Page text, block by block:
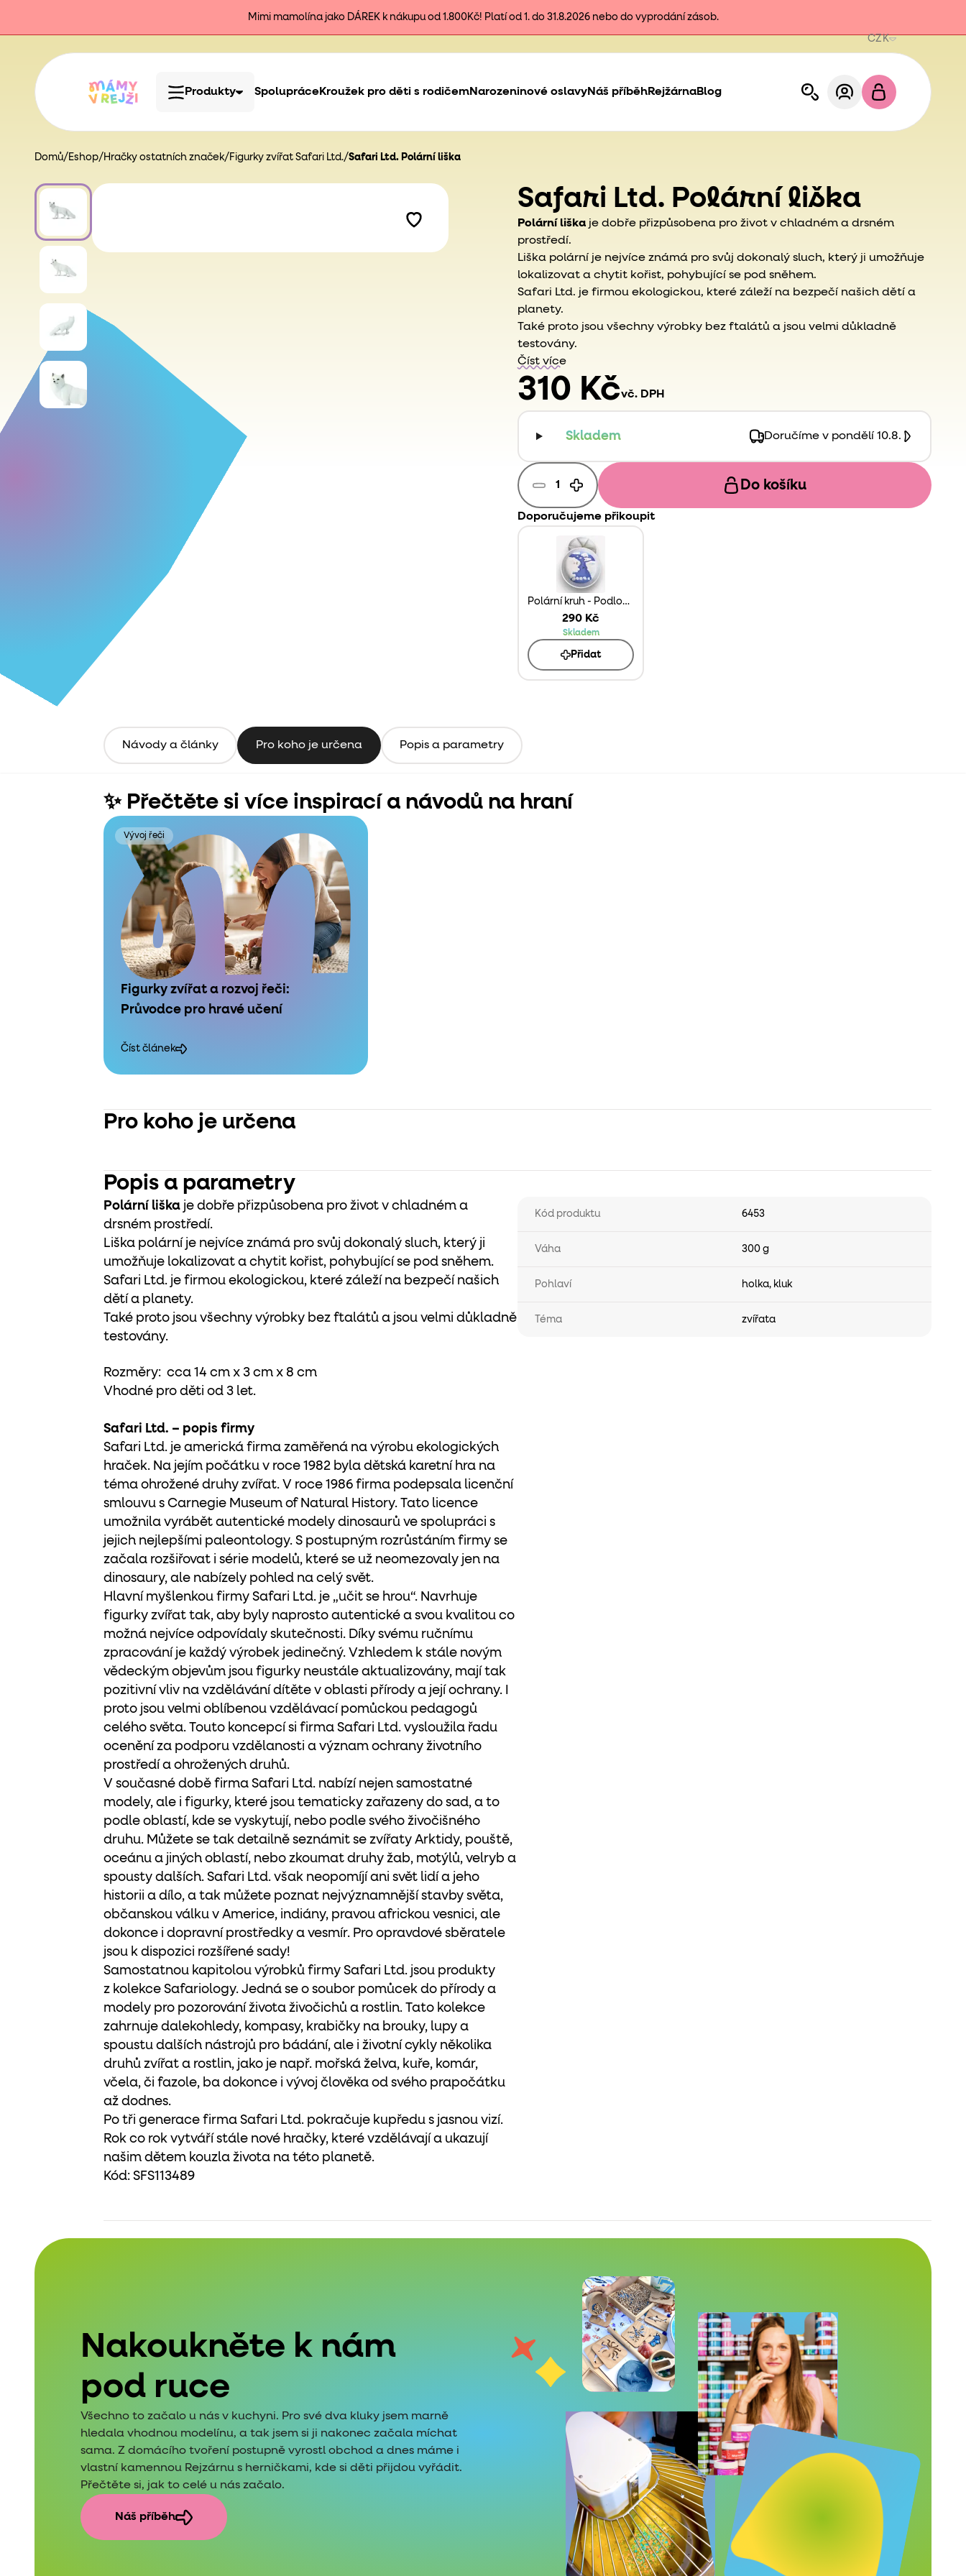
Mimi mamolína jako DÁREK k nákupu od 1.800Kč! Platí od 1. do 31.8.2026 nebo do vyprodání zásob.
CZK
Produkty SpolupráceKroužek pro děti s rodičemNarozeninové oslavyNáš příběhRejžárnaBlog
Domů/ Eshop/ Hračky ostatních značek/ Figurky zvířat Safari Ltd./Safari Ltd. Polární liška
Safari Ltd. Polární liška
Polární liška je dobře přizpůsobena pro život v chladném a drsném
prostředí.
Liška polární je nejvíce známá pro svůj dokonalý sluch, který ji umožňuje
lokalizovat a chytit kořist, pohybující se pod sněhem.
Safari Ltd. je firmou ekologickou, které záleží na bezpečí našich dětí a
planety.
Také proto jsou všechny výrobky bez ftalátů a jsou velmi důkladně
testovány.
Číst více
310 Kčvč. DPH
Skladem Doručíme v pondělí 10.8.
Do košíku
Doporučujeme přikoupit
Polární kruh - Podložka do Play Tray
290 Kč
Skladem
Přidat
Návody a články Pro koho je určena Popis a parametry
✨ Přečtěte si více inspirací a návodů na hraní
Vývoj řeči
Figurky zvířat a rozvoj řeči:
Průvodce pro hravé učení
Číst článek
Pro koho je určena
Popis a parametry
Polární liška je dobře přizpůsobena pro život v chladném a
drsném prostředí.
Liška polární je nejvíce známá pro svůj dokonalý sluch, který ji
umožňuje lokalizovat a chytit kořist, pohybující se pod sněhem.
Safari Ltd. je firmou ekologickou, které záleží na bezpečí našich
dětí a planety.
Také proto jsou všechny výrobky bez ftalátů a jsou velmi důkladně
testovány.
Rozměry: cca 14 cm x 3 cm x 8 cm
Vhodné pro děti od 3 let.
Safari Ltd. – popis firmy
Safari Ltd. je americká firma zaměřená na výrobu ekologických
hraček. Na jejím počátku v roce 1982 byla dětská karetní hra na
téma ohrožené druhy zvířat. V roce 1986 firma podepsala licenční
smlouvu s Carnegie Museum of Natural History. Tato licence
umožnila vyrábět autentické modely dinosaurů ve spolupráci s
jejich nejlepšími paleontology. S postupným rozrůstáním firmy se
začala rozšiřovat i série modelů, které se už neomezovaly jen na
dinosaury, ale nabízely pohled na celý svět.
Hlavní myšlenkou firmy Safari Ltd. je „učit se hrou“. Navrhuje
figurky zvířat tak, aby byly naprosto autentické a svou kvalitou co
možná nejvíce odpovídaly skutečnosti. Díky svému ručnímu
zpracování je každý výrobek jedinečný. Vzhledem k stále novým
vědeckým objevům jsou figurky neustále aktualizovány, mají tak
pozitivní vliv na vzdělávání dítěte v oblasti přírody a její ochrany. I
proto jsou velmi oblíbenou vzdělávací pomůckou pedagogů
celého světa. Touto koncepcí si firma Safari Ltd. vysloužila řadu
ocenění za podporu vzdělanosti a význam ochrany životního
prostředí a ohrožených druhů.
V současné době firma Safari Ltd. nabízí nejen samostatné
modely, ale i figurky, které jsou tematicky zařazeny do sad, a to
podle oblastí, kde se vyskytují, nebo podle svého živočišného
druhu. Můžete se tak detailně seznámit se zvířaty Arktidy, pouště,
oceánu a jiných oblastí, nebo zkoumat druhy žab, motýlů, velryb a
spousty dalších. Safari Ltd. však neopomíjí ani svět lidí a jeho
historii a dílo, a tak můžete poznat nejvýznamnější stavby světa,
občanskou válku v Americe, indiány, pravou africkou vesnici, ale
dokonce i dopravní prostředky a vesmír. Pro opravdové sběratele
jsou k dispozici rozšířené sady!
Samostatnou kapitolou výrobků firmy Safari Ltd. jsou produkty
z kolekce Safariology. Jedná se o soubor pomůcek do přírody a
modely pro pozorování života živočichů a rostlin. Tato kolekce
zahrnuje dalekohledy, kompasy, krabičky na brouky, lupy a
spoustu dalších nástrojů pro bádání, ale i životní cykly několika
druhů zvířat a rostlin, jako je např. mořská želva, kuře, komár,
včela, či fazole, ba dokonce i vývoj člověka od svého prapočátku
až dodnes.
Po tři generace firma Safari Ltd. pokračuje kupředu s jasnou vizí.
Rok co rok vytváří stále nové hračky, které vzdělávají a ukazují
našim dětem kouzla života na této planetě.
Kód: SFS113489
Kód produktu 6453
Váha 300 g
Pohlaví holka, kluk
Téma zvířata
Nakoukněte k nám
pod ruce
Všechno to začalo u nás v kuchyni. Pro své dva kluky jsem marně
hledala vhodnou modelínu, a tak jsem si ji nakonec začala míchat
sama. Z domácího tvoření postupně vyrostl obchod a dnes máme i
vlastní kamennou Rejzárnu s herničkami, kde si děti přijdou vyřádit.
Přečtěte si, jak to celé u nás začalo.
Náš příběh